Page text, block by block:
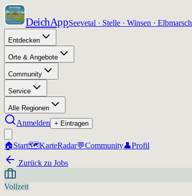
DeichAppSeevetal · Stelle · Winsen · Elbmarsch
Entdecken
Orte & Angebote
Community
Service
Alle Regionen
Anmelden + Eintragen
🏠Start🗺️KarteRadar💬Community👤Profil
Zurück zu Jobs
Vollzeit